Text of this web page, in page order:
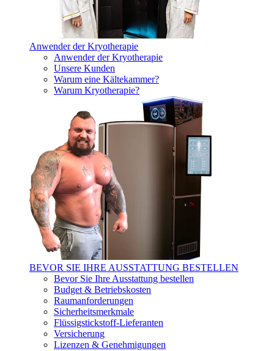
Anwender der Kryotherapie
Anwender der Kryotherapie
Unsere Kunden
Warum eine Kältekammer?
Warum Kryotherapie?
BEVOR SIE IHRE AUSSTATTUNG BESTELLEN
Bevor Sie Ihre Ausstattung bestellen
Budget & Betriebskosten
Raumanforderungen
Sicherheitsmerkmale
Flüssigstickstoff-Lieferanten
Versicherung
Lizenzen & Genehmigungen